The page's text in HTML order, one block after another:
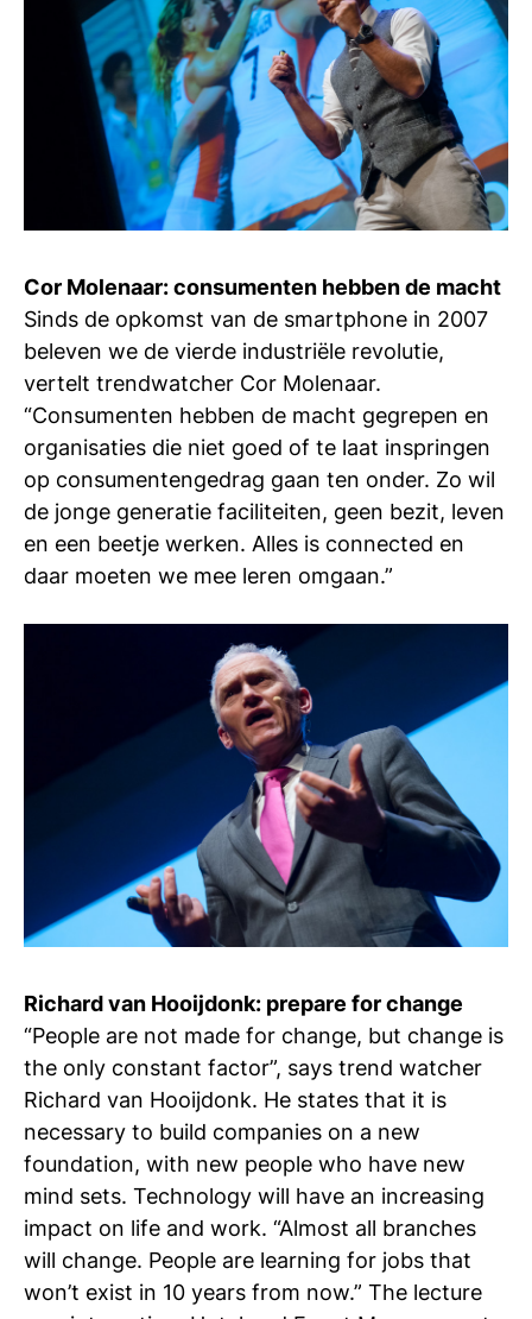
Cor Molenaar: consumenten hebben de macht
Sinds de opkomst van de smartphone in 2007
beleven we de vierde industriële revolutie,
vertelt trendwatcher Cor Molenaar.
“Consumenten hebben de macht gegrepen en
organisaties die niet goed of te laat inspringen
op consumentengedrag gaan ten onder. Zo wil
de jonge generatie faciliteiten, geen bezit, leven
en een beetje werken. Alles is connected en
daar moeten we mee leren omgaan.”
Richard van Hooijdonk: prepare for change
“People are not made for change, but change is
the only constant factor”, says trend watcher
Richard van Hooijdonk. He states that it is
necessary to build companies on a new
foundation, with new people who have new
mind sets. Technology will have an increasing
impact on life and work. “Almost all branches
will change. People are learning for jobs that
won’t exist in 10 years from now.” The lecture